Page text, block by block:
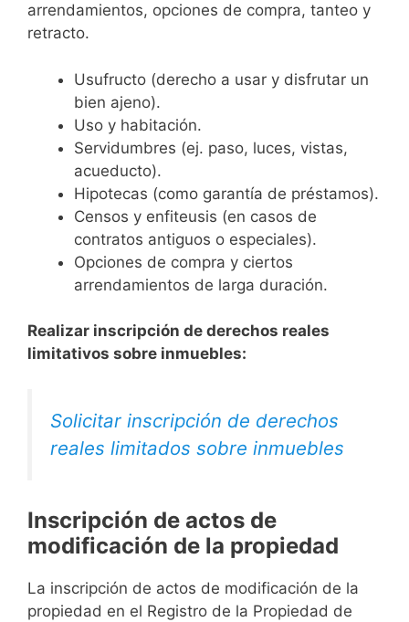
arrendamientos, opciones de compra, tanteo y
retracto.
Usufructo (derecho a usar y disfrutar un
bien ajeno).
Uso y habitación.
Servidumbres (ej. paso, luces, vistas,
acueducto).
Hipotecas (como garantía de préstamos).
Censos y enfiteusis (en casos de
contratos antiguos o especiales).
Opciones de compra y ciertos
arrendamientos de larga duración.
Realizar inscripción de derechos reales
limitativos sobre inmuebles:
Solicitar inscripción de derechos
reales limitados sobre inmuebles
Inscripción de actos de
modificación de la propiedad
La inscripción de actos de modificación de la
propiedad en el Registro de la Propiedad de